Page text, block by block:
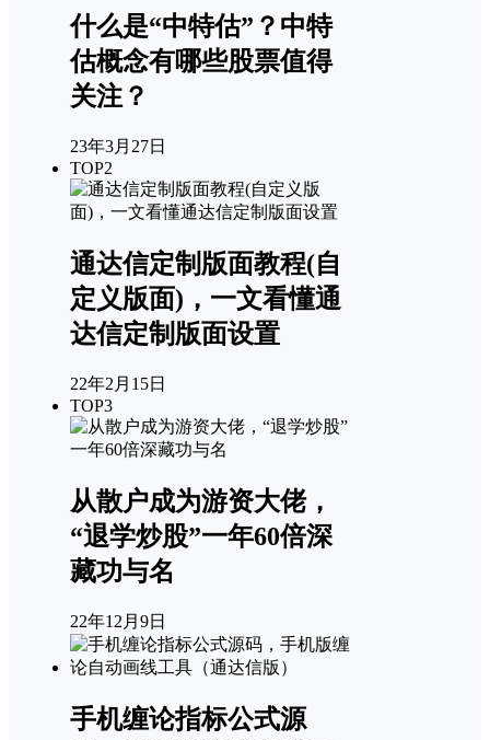
什么是“中特估”？中特
估概念有哪些股票值得
关注？
23年3月27日
TOP2
通达信定制版面教程(自
定义版面)，一文看懂通
达信定制版面设置
22年2月15日
TOP3
从散户成为游资大佬，
“退学炒股”一年60倍深
藏功与名
22年12月9日
手机缠论指标公式源